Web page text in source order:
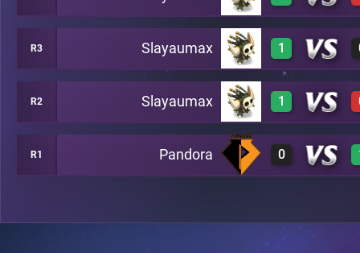
3 A6
R3 Slayaumax 1
3 A7
R2 Slayaumax 1
3 A8
R1 Pandora 0